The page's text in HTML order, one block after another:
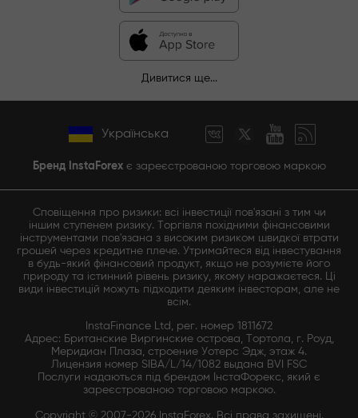
Дивитися ще...
Українська
Бренд InstaForexє зареєстрованою торговою маркою
Сповіщення про ризики: всі інвестиції пов'язані з тим чи
іншим ступенем ризику. Торгівля похідними фінансовими
інструментами пов'язана з високим ризиком швидкої втрати
грошей через кредитне плече. Утримайтеся від інвестування
в будь-який фінансовий продукт, якщо не розумієте його
природу та істинний рівень ризику, якому наражаєтеся. Ці
види інвестицій можуть підходити деяким інвесторам, але не
всім.
InstaFinance Ltd, рег. номер 1811672
Адрес: Британские Виргинские острова, Тортола, г. Роуд,
Меридиан Плаза, строение Уотерс Эдж, этаж 4.
Лицензия номер SIBA/L/14/1082 выдана BVI FSC
Послуги надаються під брендом ІнстаФорекс, який є
зареєстрованою торговою маркою.
Copyright © 2007-2026 InstaForex. Всі права захищені.